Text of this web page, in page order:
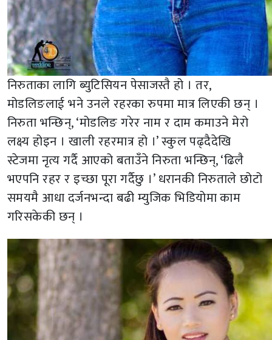
निरुताका लागि ब्युटिसियन पेसाजस्तै हो । तर,
मोडलिङलाई भने उनले रहरका रुपमा मात्र लिएकी छन् ।
निरुता भन्छिन्, ‘मोडलिङ गरेर नाम र दाम कमाउने मेरो
लक्ष्य होइन । खाली रहरमात्र हो ।’ स्कुल पढ्दैदेखि
स्टेजमा नृत्य गर्दै आएको बताउँने निरुता भन्छिन्, ‘ढिलै
भएपनि रहर र इच्छा पूरा गर्दैछु ।’ धरानकी निरुताले छोटो
समयमै आधा दर्जनभन्दा बढी म्युजिक भिडियोमा काम
गरिसकेकी छन् ।